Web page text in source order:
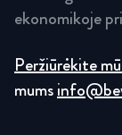
ekonomikoje
Peržiūrėkite
mums